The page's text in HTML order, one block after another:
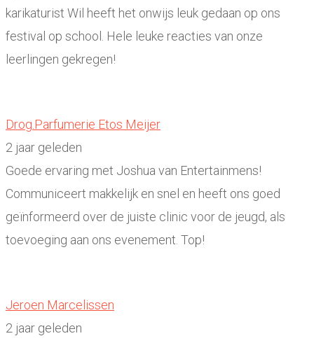
karikaturist Wil heeft het onwijs leuk gedaan op ons
festival op school. Hele leuke reacties van onze
leerlingen gekregen!
Drog.Parfumerie Etos Meijer
2 jaar geleden
Goede ervaring met Joshua van Entertainmens!
Communiceert makkelijk en snel en heeft ons goed
geïnformeerd over de juiste clinic voor de jeugd, als
toevoeging aan ons evenement. Top!
Jeroen Marcelissen
2 jaar geleden